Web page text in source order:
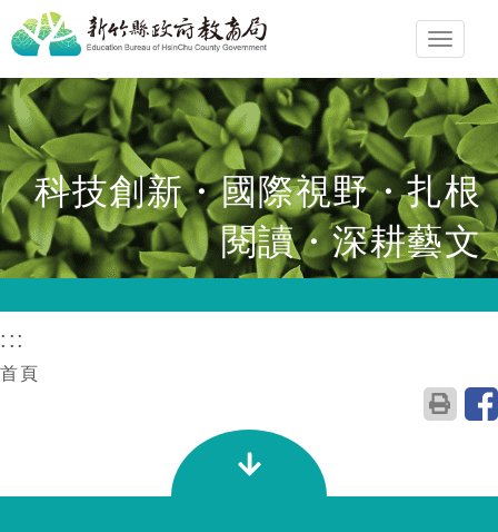
到
主
要
內
容
區
塊
科技創新・國際視野・扎根
閱讀・深耕藝文
:::
首頁